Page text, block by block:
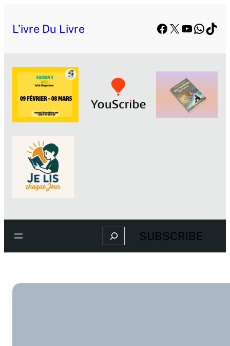
L’ivre Du Livre Facebook
X YouTube
Search SUBSCRIBE